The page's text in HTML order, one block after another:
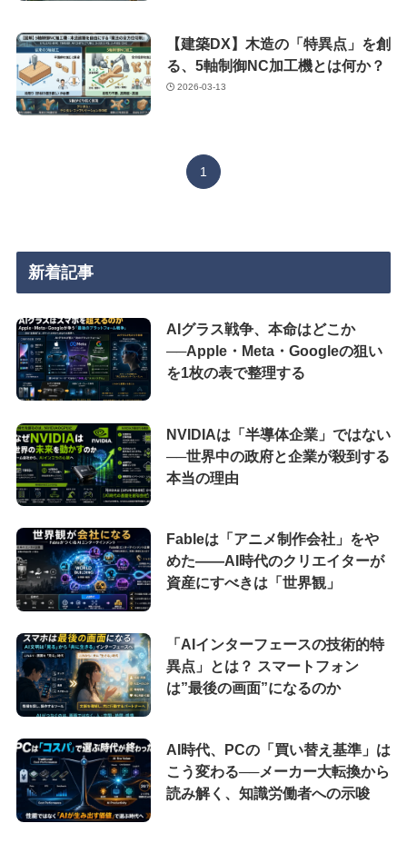
【建築DX】木造の「特異点」を創
る、5軸制御NC加工機とは何か？
2026-03-13
1
新着記事
AIグラス戦争、本命はどこか
──Apple・Meta・Googleの狙い
を1枚の表で整理する
NVIDIAは「半導体企業」ではない
──世界中の政府と企業が殺到する
本当の理由
Fableは「アニメ制作会社」をや
めた――AI時代のクリエイターが
資産にすべきは「世界観」
「AIインターフェースの技術的特
異点」とは？ スマートフォン
は”最後の画面”になるのか
AI時代、PCの「買い替え基準」は
こう変わる──メーカー大転換から
読み解く、知識労働者への示唆